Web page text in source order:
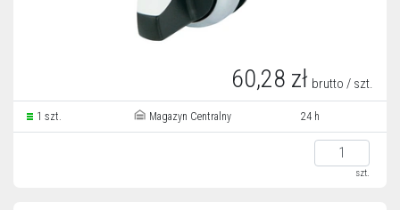
60,28 zł brutto / szt.
1 szt. Magazyn Centralny 24 h
szt.